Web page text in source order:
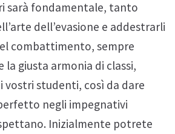
sarà fondamentale, tanto
dell’evasione e addestrarli
combattimento, sempre
giusta armonia di classi,
vostri studenti, così da dare
negli impegnativi
Inizialmente potrete